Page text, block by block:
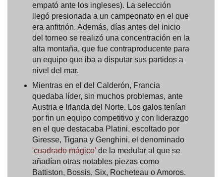
empató ante los ingleses). La selección
llegó presionada a un campeonato en el que
era anfitrión. Además, días antes del inicio
del torneo se realizó una concentración en la
alta montaña, que fue contraproducente para
un equipo que iba a disputar sus partidos a
nivel del mar.
Mientras en el del Calderón, Francia
quedaba líder, sin muchos problemas, ante
Austria e Irlanda del Norte. Los galos tenían
por fin un equipo competitivo y con liderazgo
en el que destacaba Platini, escoltado por
Giresse, Tigana y Genghini, el denominado
'cuadrado mágico' de la medular al que se
añadían otras notables piezas como
Battiston, Bossis, Six, Rocheteau o Amoros.